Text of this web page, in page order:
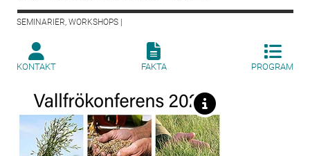
SEMINARIER, WORKSHOPS |
KONTAKT FAKTA PROGRAM